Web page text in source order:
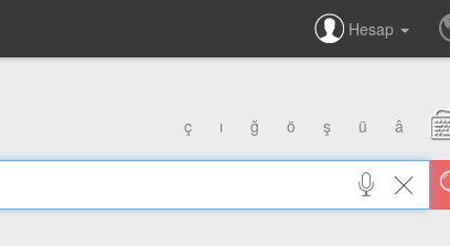
Hesap
ç ı ğ ö ş ü â